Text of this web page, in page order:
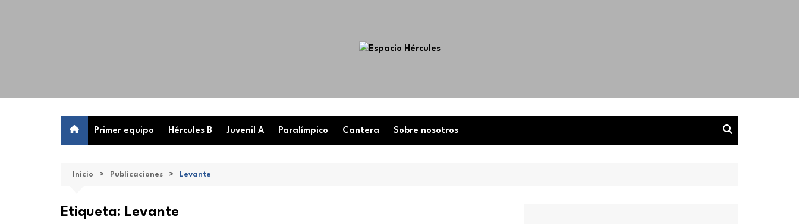
Primer equipo Hércules B Juvenil A Paralímpico Cantera Sobre nosotros
Inicio Publicaciones Levante
Etiqueta: Levante